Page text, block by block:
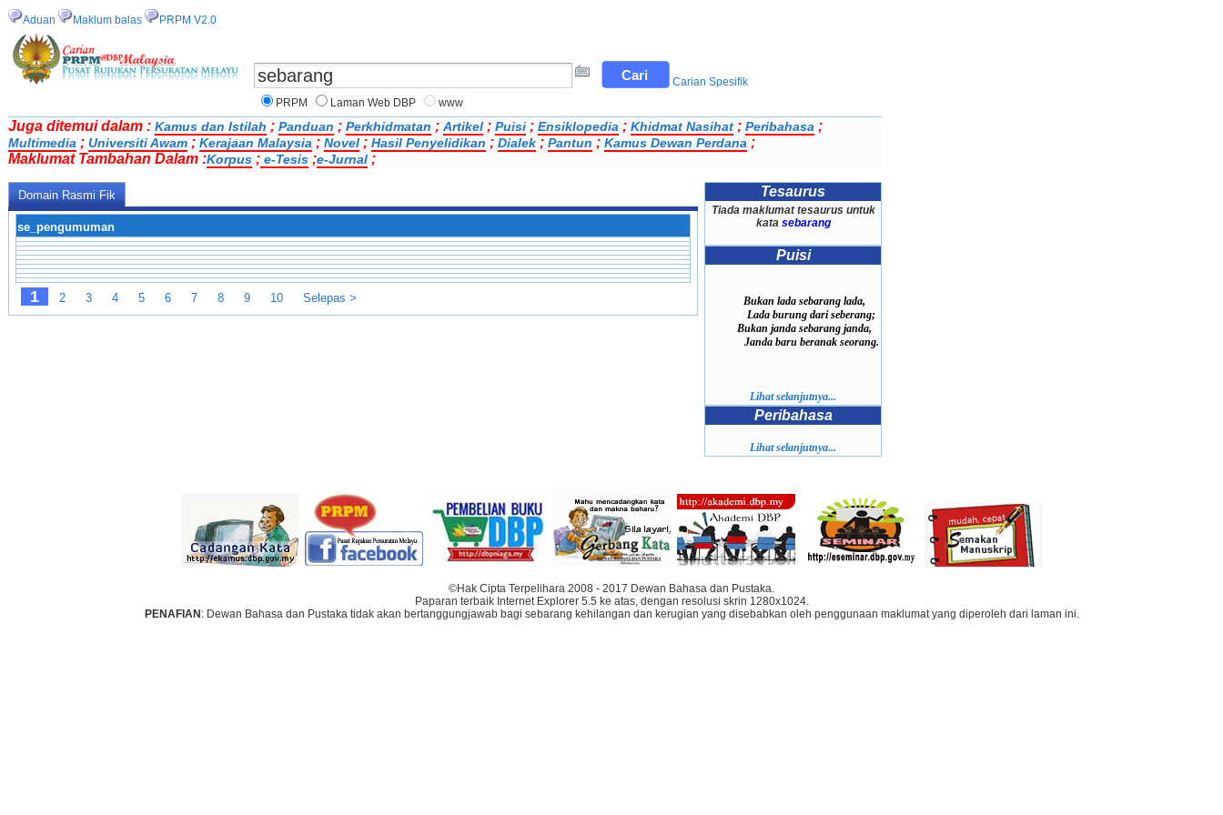
Aduan Maklum balas PRPM V2.0
Carian Spesifik
PRPM
Laman Web DBP www
Juga ditemui dalam : Kamus dan Istilah ; Panduan ; Perkhidmatan ; Artikel ; Puisi ; Ensiklopedia ; Khidmat Nasihat ; Peribahasa ;
Multimedia ; Universiti Awam ; Kerajaan Malaysia ; Novel ; Hasil Penyelidikan ; Dialek ; Pantun ; Kamus Dewan Perdana ;
Maklumat Tambahan Dalam :Korpus ; e-Tesis ;e-Jurnal ;
Domain Rasmi Fik
se_pengumuman
1 2 3 4 5 6 7 8 9 10 Selepas >
Tesaurus
Tiada maklumat tesaurus untuk
kata sebarang
Puisi
Bukan lada sebarang lada,
Lada burung dari seberang;
Bukan janda sebarang janda,
Janda baru beranak seorang.
Lihat selanjutnya...
Peribahasa
Lihat selanjutnya...
©Hak Cipta Terpelihara 2008 - 2017 Dewan Bahasa dan Pustaka.
Paparan terbaik Internet Explorer 5.5 ke atas, dengan resolusi skrin 1280x1024.
PENAFIAN : Dewan Bahasa dan Pustaka tidak akan bertanggungjawab bagi sebarang kehilangan dan kerugian yang disebabkan oleh penggunaan maklumat yang diperoleh dari laman ini.